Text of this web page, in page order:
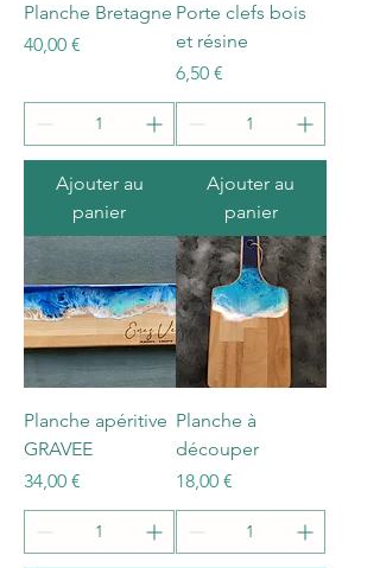
Planche Bretagne
Prix
40,00 €
Ajouter au
panier
Porte clefs bois
et résine
Prix
6,50 €
Ajouter au
panier
Planche apéritive
GRAVEE
Prix
34,00 €
Planche à
découper
Prix
18,00 €